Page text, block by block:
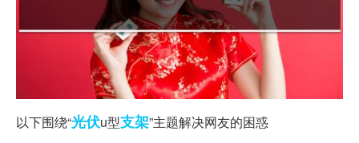
以下围绕“光伏u型支架”主题解决网友的困惑